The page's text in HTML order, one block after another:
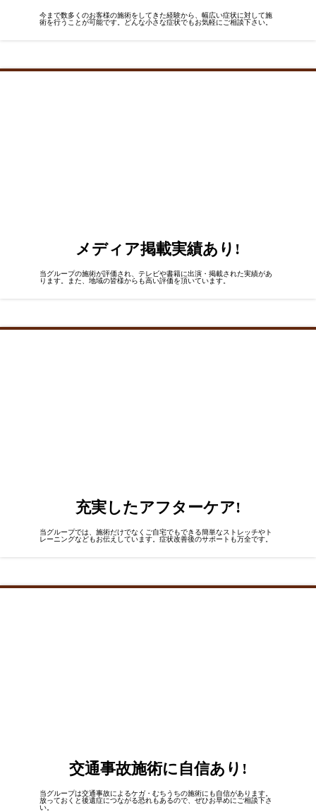
今まで数多くのお客様の施術をしてきた経験から、幅広い症状に対して施
術を行うことが可能です。どんな小さな症状でもお気軽にご相談下さい。
メディア掲載実績あり!
当グループの施術が評価され、テレビや書籍に出演・掲載された実績があ
ります。また、地域の皆様からも高い評価を頂いています。
充実した アフターケア!
当グループでは、施術だけでなくご自宅でもできる簡単なストレッチやト
レーニングなどもお伝えしています。症状改善後のサポートも万全です。
交通事故施術に自信あり!
当グループは交通事故によるケガ・むちうちの施術にも自信があります。
放っておくと後遺症につながる恐れもあるので、ぜひお早めにご相談下さ
い。